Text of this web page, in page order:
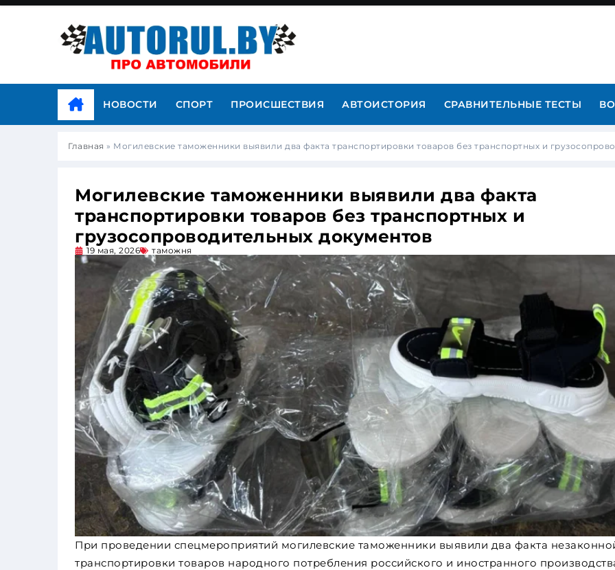
НОВОСТИ СПОРТ ПРОИСШЕСТВИЯ АВТОИСТОРИЯ СРАВНИТЕЛЬНЫЕ ТЕСТЫ
Главная » Могилевские таможенники выявили два факта транспортировки товаров без транспортных и
Могилевские таможенники выявили два факта
транспортировки товаров без транспортных и
грузосопроводительных документов
19 мая, 2026 таможня
При проведении спецмероприятий могилевские таможенники выявили два факта
транспортировки товаров народного потребления российского и иностранного